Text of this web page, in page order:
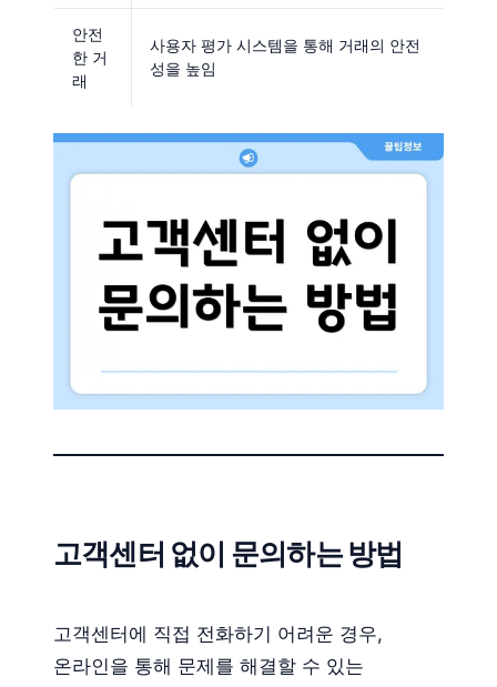
안전
한 거
래
사용자 평가 시스템을 통해 거래의 안전
성을 높임
고객센터 없이 문의하는 방법
고객센터에 직접 전화하기 어려운 경우,
온라인을 통해 문제를 해결할 수 있는